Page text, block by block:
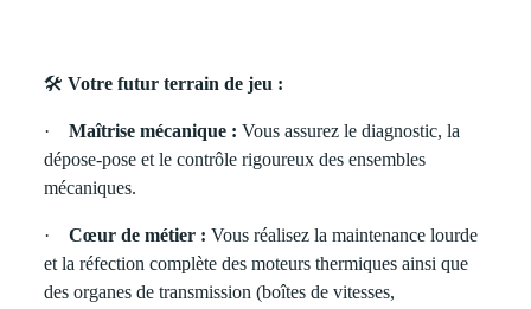
🛠 Votre futur terrain de jeu :
· Maîtrise mécanique : Vous assurez le diagnostic, la
dépose-pose et le contrôle rigoureux des ensembles
mécaniques.
· Cœur de métier : Vous réalisez la maintenance lourde
et la réfection complète des moteurs thermiques ainsi que
des organes de transmission (boîtes de vitesses,